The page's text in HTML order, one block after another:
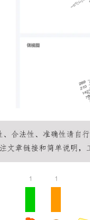
1 1